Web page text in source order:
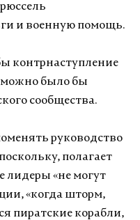
и военную помощь.
контрнаступление
было бы
сообщества.
руководство
полагает
лидеры «не могут
«когда шторм,
пиратские корабли,